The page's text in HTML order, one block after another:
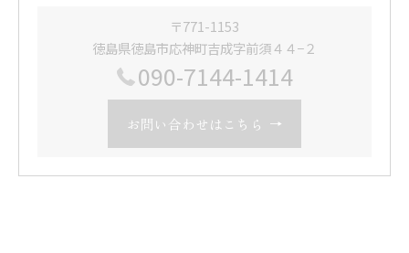
〒771-1153
徳島県徳島市応神町吉成字前須４４−２
090-7144-1414
お問い合わせはこちら